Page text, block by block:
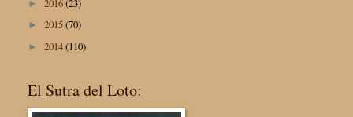
► 2016(23)
► 2015(70)
► 2014(110)
El Sutra del Loto: